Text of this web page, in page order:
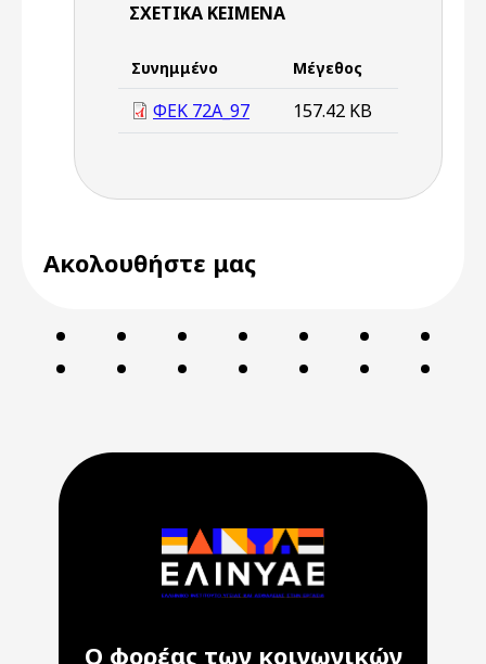
ΣΧΕΤΙΚΆ ΚΕΊΜΕΝΑ
Συνημμένο Μέγεθος
ΦΕΚ 72A_97 157.42 KB
Ακολουθήστε μας
Ο φορέας των κοινωνικών